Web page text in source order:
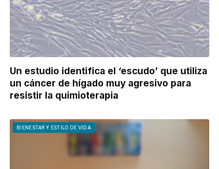
Un estudio identifica el ‘escudo’ que utiliza
un cáncer de hígado muy agresivo para
resistir la quimioterapia
BIENESTAR Y ESTILO DE VIDA